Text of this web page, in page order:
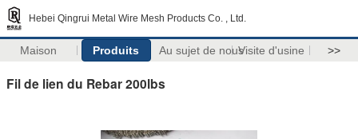
Hebei Qingrui Metal Wire Mesh Products Co. , Ltd.
Maison Produits Au sujet de nousVisite d'usine >>
Fil de lien du Rebar 200lbs